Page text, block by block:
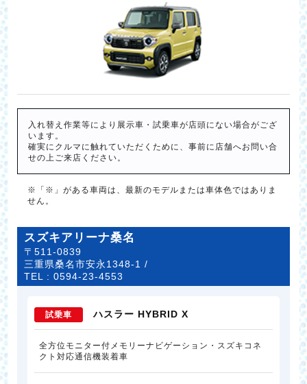
入れ替え作業等により展示車・試乗車が店頭にない場合がござ
います。
確実にクルマに触れていただくために、事前に店舗へお問い合
せの上ご来店ください。
※「※」がある車両は、最新のモデルまたは車体色ではありま
せん。
スズキアリーナ桑名
〒511-0839
三重県桑名市安永1348-1 /
TEL :0594-23-4553
試乗車 ハスラー HYBRID X
全方位モニター付メモリーナビゲーション・スズキコネ
クト対応通信機装着車